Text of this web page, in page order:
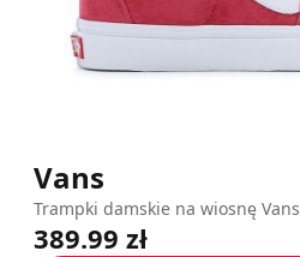
Vans
Trampki damskie na wiosnę Vans
389.99 zł